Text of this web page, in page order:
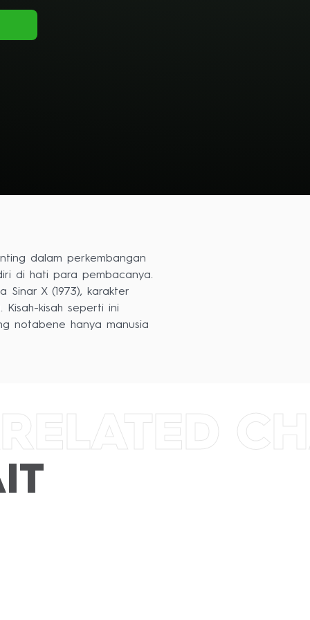
dalam perkembangan
di hati para pembacanya.
Sinar X (1973), karakter
kisah seperti ini
notabene hanya manusia
RELATED